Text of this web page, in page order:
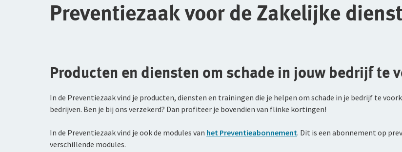
Preventiezaak voor de Zakelijke
Producten en diensten om schade in jouw bedrijf te
In de Preventiezaak vind je producten, diensten en trainingen die je helpen om schade in je bedrijf te
bedrijven. Ben je bij ons verzekerd? Dan profiteer je bovendien van flinke kortingen!
In de Preventiezaak vind je ook de modules van het Preventieabonnement. Dit is een abonnement op
verschillende modules.